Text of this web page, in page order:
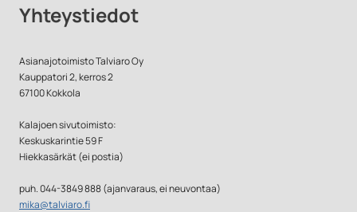
Yhteystiedot
Asianajotoimisto Talviaro Oy
Kauppatori 2, kerros 2
67100 Kokkola
Kalajoen sivutoimisto:
Keskuskarintie 59 F
Hiekkasärkät (ei postia)
puh. 044-3849 888 (ajanvaraus, ei neuvontaa)
mika@talviaro.fi